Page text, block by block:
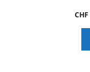
CHF